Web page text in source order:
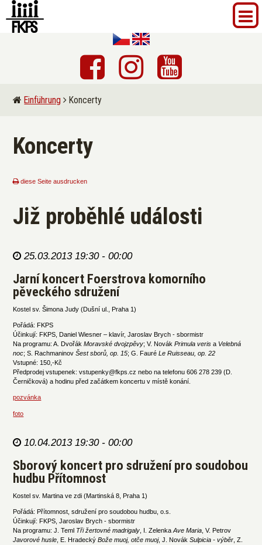
Einführung Koncerty
Koncerty
diese Seite ausdrucken
Již proběhlé události
25.03.2013 19:30 - 00:00
Jarní koncert Foerstrova komorního
pěveckého sdružení
Kostel sv. Šimona Judy (Dušní ul., Praha 1)
Pořádá: FKPS
Účinkují: FKPS, Daniel Wiesner – klavír, Jaroslav Brych - sbormistr
Na programu: A. DvořákMoravské dvojzpěvy; V. NovákPrimula veris a Velebná
noc; S. RachmaninovŠest sborů, op. 15; G. Fauré Le Ruisseau, op. 22
Vstupné: 150,-Kč
Předprodej vstupenek: vstupenky@fkps.cz nebo na telefonu 606 278 239 (D.
Černičková) a hodinu před začátkem koncertu v místě konání.
pozvánka
foto
10.04.2013 19:30 - 00:00
Sborový koncert pro sdružení pro soudobou
hudbu Přítomnost
Kostel sv. Martina ve zdi (Martinská 8, Praha 1)
Pořádá: Přítomnost, sdružení pro soudobou hudbu, o.s.
Účinkují: FKPS, Jaroslav Brych - sbormistr
Na programu: J. Teml Tři žertovné madrigaly , I. ZelenkaAve Maria , V. Petrov
Javorové husle , E. HradeckýBože muoj, otče muoj, J. Novák Sulpicia - výběr , Z.